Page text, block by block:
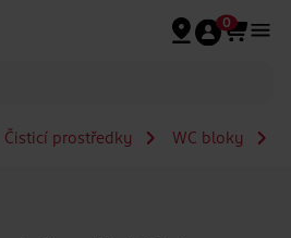
0
Čisticí prostředky WC bloky